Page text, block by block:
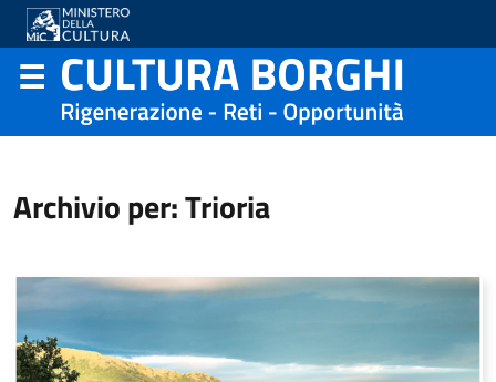
Archivio per: Trioria